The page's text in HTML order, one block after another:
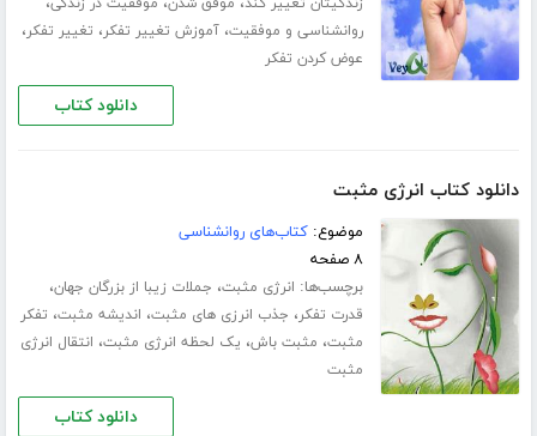
زندگیتان تغییر کند موفق شدن موفقیت در زندگی
روانشناسی و موفقیت،آموزش تغییر تفکر، تغییر تفکر،
عوض کردن تفکر
دانلود کتاب
دانلود کتاب انرژی مثبت
موضوع:کتاب‌های روانشناسی
۸ صفحه
برچسب‌ها: انرژی مثبت، جملات زیبا از بزرگان جهان،
قدرت تفکر، جذب انرزی های مثبت، اندیشه مثبت، تفکر
مثبت، مثبت باش، یک لحظه انرژی مثبت، انتقال انرژی
مثبت
دانلود کتاب